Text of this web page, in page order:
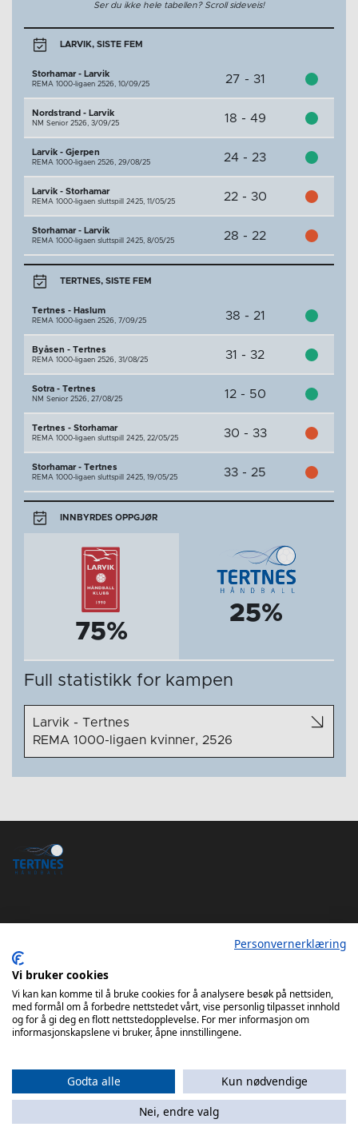
Ser du ikke hele tabellen? Scroll sideveis!
LARVIK, SISTE FEM
Storhamar - Larvik
REMA 1000-ligaen 2526, 10/09/25 27 - 31
Nordstrand - Larvik
NM Senior 2526, 3/09/25 18 - 49
Larvik - Gjerpen
REMA 1000-ligaen 2526, 29/08/25 24 - 23
Larvik - Storhamar
REMA 1000-ligaen sluttspill 2425, 11/05/25 22 - 30
Storhamar - Larvik
REMA 1000-ligaen sluttspill 2425, 8/05/25 28 - 22
TERTNES, SISTE FEM
Tertnes - Haslum
REMA 1000-ligaen 2526, 7/09/25 38 - 21
Byåsen - Tertnes
REMA 1000-ligaen 2526, 31/08/25 31 - 32
Sotra - Tertnes
NM Senior 2526, 27/08/25 12 - 50
Tertnes - Storhamar
REMA 1000-ligaen sluttspill 2425, 22/05/25 30 - 33
Storhamar - Tertnes
REMA 1000-ligaen sluttspill 2425, 19/05/25 33 - 25
INNBYRDES OPPGJØR
75%
25%
Full statistikk for kampen
Larvik - Tertnes
REMA 1000-ligaen kvinner, 2526
Tertnes Håndball Elite Android App
Personvernerklæring
Vi bruker cookies
Vi kan kan komme til å bruke cookies for å analysere besøk på nettsiden,
med formål om å forbedre nettstedet vårt, vise personlig tilpasset innhold
og for å gi deg en flott nettstedopplevelse. For mer informasjon om
informasjonskapslene vi bruker, åpne innstillingene.
Godta alle
Kun nødvendige
Nei, endre valg